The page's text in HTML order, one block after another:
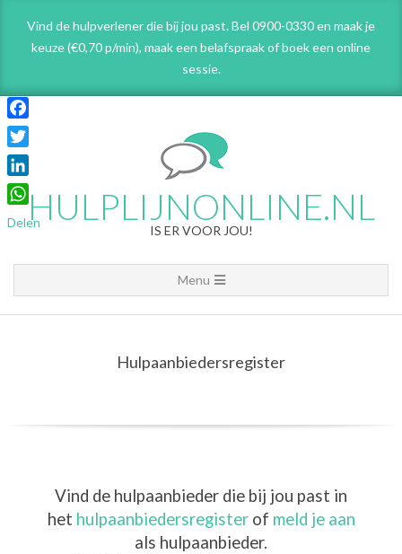
content
Vind de hulpverlener die bij jou past. Bel 0900-0330 en maak je
keuze (€0,70 p/min), maak een belafspraakof boek een online
sessie.
HULPLIJNONLINE.NL
IS ER VOOR JOU!
Navigation
Menu
Menu
Hulpaanbiedersregister
Vind de hulpaanbieder die bij jou past in
het hulpaanbiedersregisterof meld je aan
als hulpaanbieder.
Facebook
Twitter
LinkedIn
WhatsApp
Delen